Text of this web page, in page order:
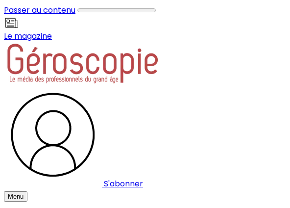
Passer au contenu
Le magazine
S'abonner
Menu
Panneau de gestion des cookies